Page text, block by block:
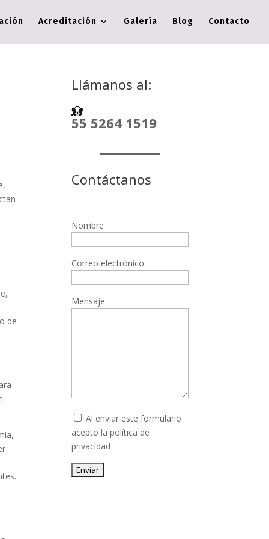
Acreditación Galería Blog Contacto
de
Llámanos al:
55 5264 1519
Contáctanos
Nombre
Correo electrónico
Mensaje
Al enviar este formulario
acepto lapolítica de
privacidad
Enviar